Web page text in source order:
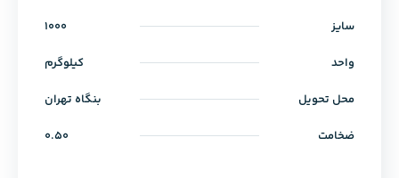
سایز 1000
واحد کیلوگرم
محل تحویل بنگاه تهران
ضخامت 0.50